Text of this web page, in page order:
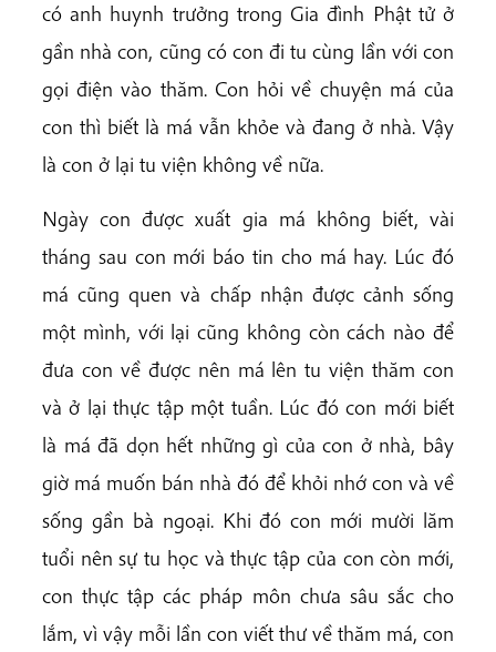
có anh huynh trưởng trong Gia đình Phật tử ở
gần nhà con, cũng có con đi tu cùng lần với con
gọi điện vào thăm. Con hỏi về chuyện má của
con thì biết là má vẫn khỏe và đang ở nhà. Vậy
là con ở lại tu viện không về nữa.
Ngày con được xuất gia má không biết, vài
tháng sau con mới báo tin cho má hay. Lúc đó
má cũng quen và chấp nhận được cảnh sống
một mình, với lại cũng không còn cách nào để
đưa con về được nên má lên tu viện thăm con
và ở lại thực tập một tuần. Lúc đó con mới biết
là má đã dọn hết những gì của con ở nhà, bây
giờ má muốn bán nhà đó để khỏi nhớ con và về
sống gần bà ngoại. Khi đó con mới mười lăm
tuổi nên sự tu học và thực tập của con còn mới,
con thực tập các pháp môn chưa sâu sắc cho
lắm, vì vậy mỗi lần con viết thư về thăm má, con